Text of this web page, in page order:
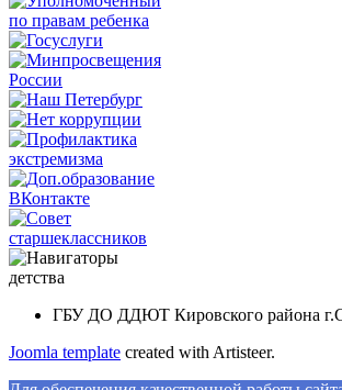
ГБУ ДО ДДЮТ Кировского района
Joomla template created with Artisteer.